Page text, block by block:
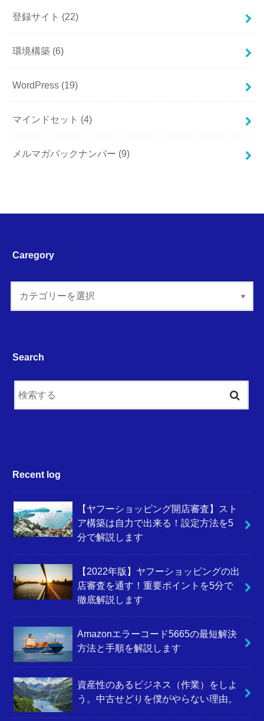
登録サイト (22)
環境構築 (6)
WordPress (19)
マインドセット (4)
メルマガバックナンバー (9)
Caregory
Search
Recent log
【ヤフーショッピング開店審査】スト
ア構築は自力で出来る！設定方法を5
分で解説します
【2022年版】ヤフーショッピングの出
店審査を通す！重要ポイントを5分で
徹底解説します
Amazonエラーコード5665の最短解決
方法と手順を解説します
資産性のあるビジネス（作業）をしよ
う。中古せどりを僕がやらない理由。